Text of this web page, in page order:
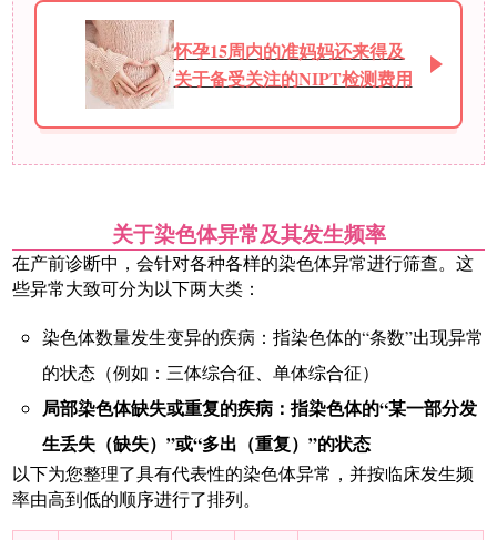
怀孕15周内的准妈妈还来得及
关于备受关注的NIPT检测费用
关于染色体异常及其发生频率
在产前诊断中，会针对各种各样的染色体异常进行筛查。这
些异常大致可分为以下两大类：
染色体数量发生变异的疾病：指染色体的“条数”出现异常
的状态（例如：三体综合征、单体综合征）
局部染色体缺失或重复的疾病：指染色体的“某一部分发
生丢失（缺失）”或“多出（重复）”的状态
以下为您整理了具有代表性的染色体异常，并按临床发生频
率由高到低的顺序进行了排列。